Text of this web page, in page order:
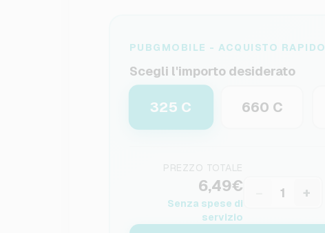
PUBGMOBILE - ACQUISTO RAPIDO
Scegli l'importo desiderato
325 C 660 C
PREZZO TOTALE
6,49€
Senza spese di
servizio
+